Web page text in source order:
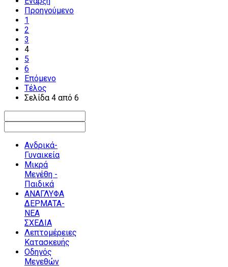
Προηγούμενο
1
2
3
4
5
6
Επόμενο
Τέλος
Σελίδα 4 από 6
Ανδρικά-
Γυναικεία
Μικρά
Μεγέθη -
Παιδικά
ΑΝΑΓΛΥΦΑ
ΔΕΡΜΑΤΑ-
ΝΕΑ
ΣΧΕΔΙΑ
Λεπτομέρειες
Κατασκευής
Οδηγός
Μεγεθών